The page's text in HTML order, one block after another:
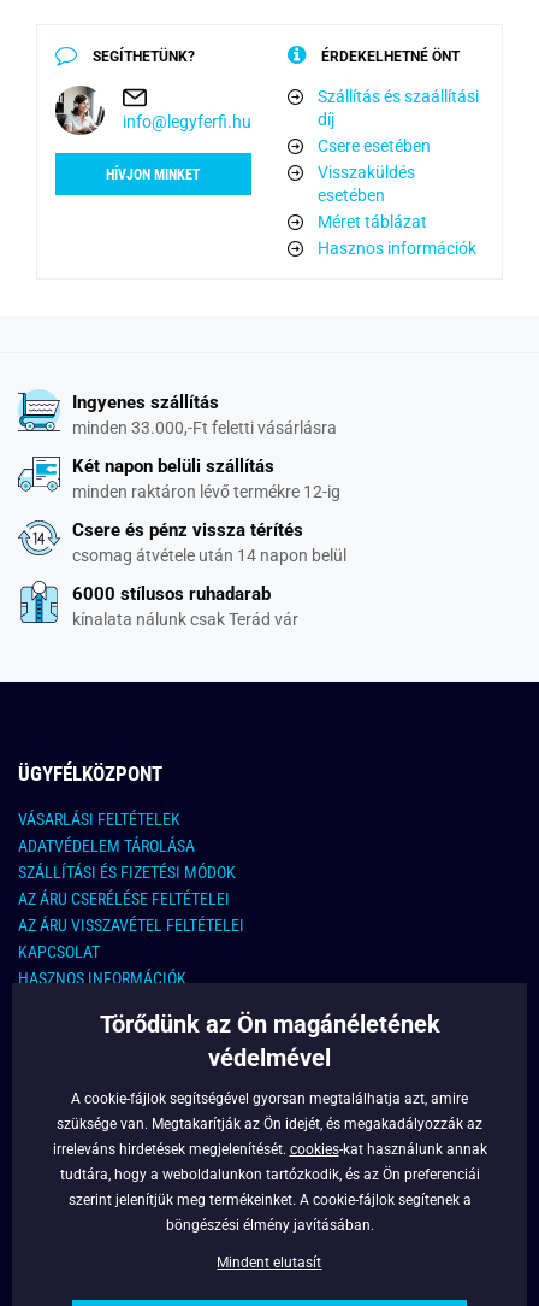
SEGÍTHETÜNK?
info@legyferfi.hu
HÍVJON MINKET
ÉRDEKELHETNÉ ÖNT
Szállítás és szaállítási
díj
Csere esetében
Visszaküldés
esetében
Méret táblázat
Hasznos információk
Ingyenes szállítás
minden 33.000,-Ft feletti vásárlásra
Két napon belüli szállítás
minden raktáron lévő termékre 12-ig
Csere és pénz vissza térítés
csomag átvétele után 14 napon belül
6000 stílusos ruhadarab
kínalata nálunk csak Terád vár
ÜGYFÉLKÖZPONT
VÁSARLÁSI FELTÉTELEK
ADATVÉDELEM TÁROLÁSA
SZÁLLÍTÁSI ÉS FIZETÉSI MÓDOK
AZ ÁRU CSERÉLÉSE FELTÉTELEI
AZ ÁRU VISSZAVÉTEL FELTÉTELEI
KAPCSOLAT
HASZNOS INFORMÁCIÓK
KAPCSOLAT
info@legyferfi.hu
FONTOS INFORMÁCIÓK
RÓLUNK
Törődünk az Ön magánéletének
védelmével
A cookie-fájlok segítségével gyorsan megtalálhatja azt, amire
szüksége van. Megtakarítják az Ön idejét, és megakadályozzák az
irreleváns hirdetések megjelenítését. cookies-kat használunk annak
tudtára, hogy a weboldalunkon tartózkodik, és az Ön preferenciái
szerint jelenítjük meg termékeinket. A cookie-fájlok segítenek a
böngészési élmény javításában.
Mindent elutasít